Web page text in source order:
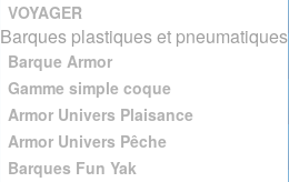
VOYAGER
Barques plastiques et pneumatiques
Barque Armor
Gamme simple coque
Armor Univers Plaisance
Armor Univers Pêche
Barques Fun Yak